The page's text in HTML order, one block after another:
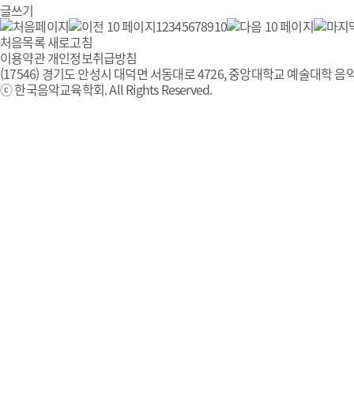
글쓰기
12345678910
처음목록새로고침
이용약관개인정보취급방침
(17546) 경기도 안성시 대덕면 서동대로 4726, 중앙대학교 예술대학 음
ⓒ 한국음악교육학회. All Rights Reserved.